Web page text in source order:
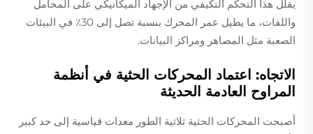
يقلل هذا التحكم التكيفي من الإجهاد الميكانيكي على المحامل
واللفات، ما يطيل عمر المحرك بنسبة تصل إلى 30٪ في البيئات
الصعبة مثل المصاهر ومراكز البيانات.
الاتجاه: اعتماد المحركات الحثية في أنظمة
المراوح العادمة الحديثة
أصبحت المحركات الحثية ثلاثية الطور معدات قياسية إلى حد كبير